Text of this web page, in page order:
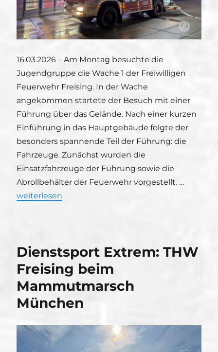
16.03.2026 – Am Montag besuchte die
Jugendgruppe die Wache 1 der Freiwilligen
Feuerwehr Freising. In der Wache
angekommen startete der Besuch mit einer
Führung über das Gelände. Nach einer kurzen
Einführung in das Hauptgebäude folgte der
besonders spannende Teil der Führung: die
Fahrzeuge. Zunächst wurden die
Einsatzfahrzeuge der Führung sowie die
Abrollbehälter der Feuerwehr vorgestellt. …
„Jugendgruppe besucht Feuerwache 1“
weiterlesen
Dienstsport Extrem: THW
Freising beim
Mammutmarsch
München